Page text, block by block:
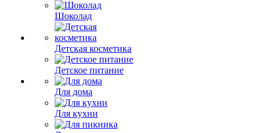
Шоколад
Детская косметика
Детское питание
Для дома
Для кухни